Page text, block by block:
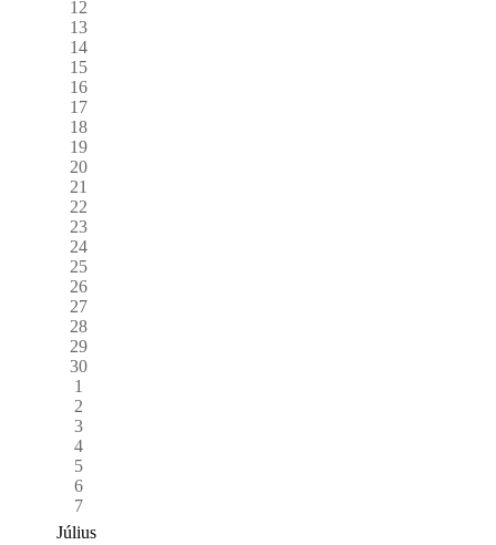
12
13
14
15
16
17
18
19
20
21
22
23
24
25
26
27
28
29
30
1
2
3
4
5
6
7
Július